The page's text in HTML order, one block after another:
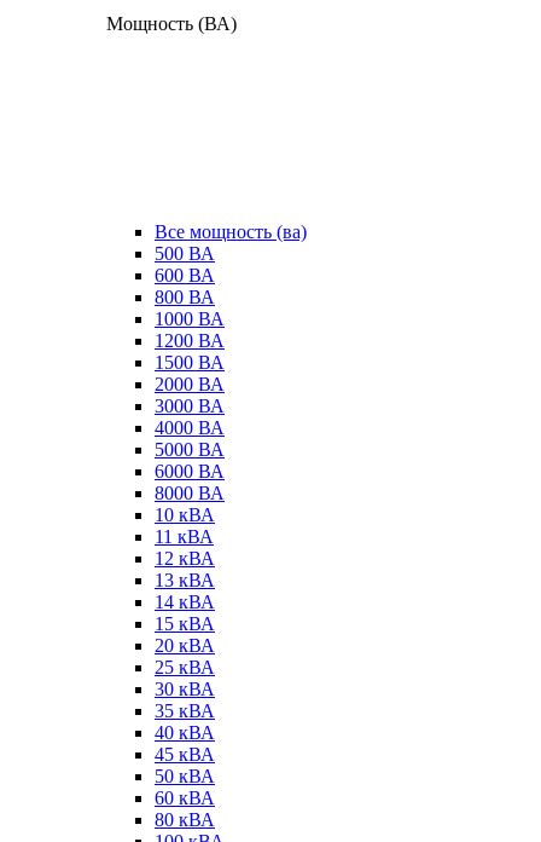
Мощность (ВА)
Все мощность (ва)
500 ВА
600 ВА
800 ВА
1000 ВА
1200 ВА
1500 ВА
2000 ВА
3000 ВА
4000 ВА
5000 ВА
6000 ВА
8000 ВА
10 кВА
11 кВА
12 кВА
13 кВА
14 кВА
15 кВА
20 кВА
25 кВА
30 кВА
35 кВА
40 кВА
45 кВА
50 кВА
60 кВА
80 кВА